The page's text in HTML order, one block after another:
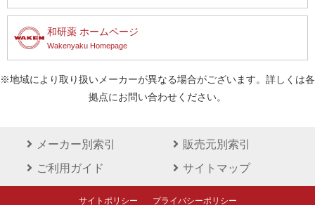
和研薬 ホームページ
Wakenyaku Homepage
※地域により取り扱いメーカーが異なる場合がございます。詳しくは各
拠点にお問い合わせください。
メーカー別索引
販売元別索引
ご利用ガイド
サイトマップ
サイトポリシー プライバシーポリシー